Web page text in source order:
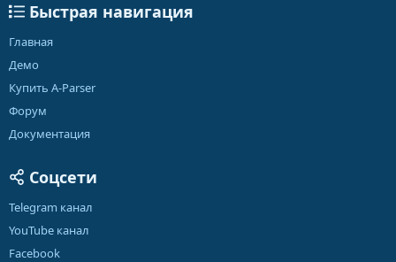
Быстрая навигация
Главная
Демо
Купить A-Parser
Форум
Документация
Соцсети
Telegram канал
YouTube канал
Facebook